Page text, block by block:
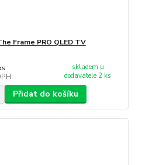
Frame PRO QLED TV
skladem u
dodavatele 2 ks
Přidat do košíku